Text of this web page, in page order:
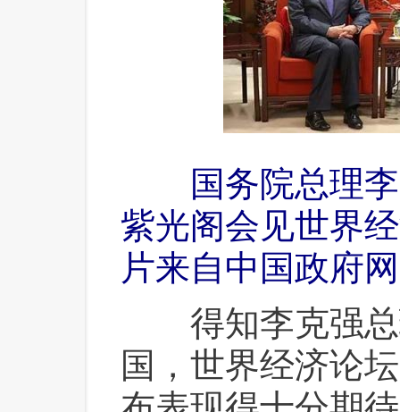
国务院总理李
紫光阁会见世界
片来自中国政府网
得知李克强总
国，世界经济论